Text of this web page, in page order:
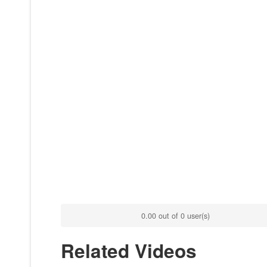
0.00 out of 0 user(s)
Related Videos